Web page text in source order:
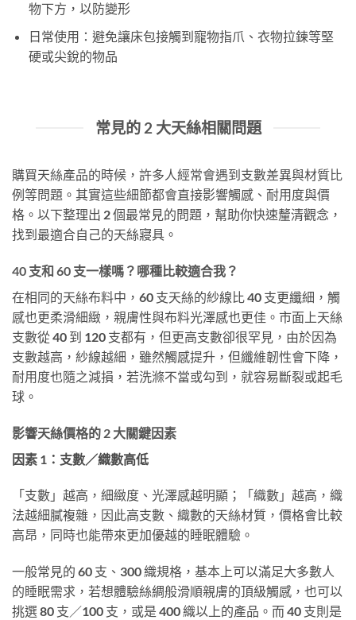
物下方，以防變形
日常使用：避免讓床包接觸到寵物指爪、衣物拉鍊等堅
硬或尖銳的物品
常見的 2 大天絲相關問題
購買天絲產品的時候，許多人經常會遇到支數差異與材質比
例等問題。其實這些細節都會直接影響觸感、耐用度與價
格。以下整理出 2 個最常見的問題，幫助你快速釐清觀念，
找到最適合自己的天絲寢具。
40 支和 60 支一樣嗎？哪種比較適合我？
在相同的天絲布料中，60 支天絲的紗線比 40 支更纖細，觸
感也更柔滑細緻，親膚性與布料光澤感也更佳。市面上天絲
支數從 40 到 120 支都有，但更高支數卻很罕見，由於因為
支數越高，紗線越細，雖然觸感提升，但纖維韌性會下降，
耐用度也隨之減損，若洗滌不當或勾到，就容易斷裂或起毛
球。
影響天絲價格的 2 大關鍵因素
因素 1：支數／織數高低
「支數」越高，細緻度、光澤感越明顯；「織數」越高，織
法越細膩複雜，因此高支數、織數的天絲材質，價格會比較
高昂，同時也能帶來更加優越的睡眠體驗。
一般常見的 60 支、300 織規格，基本上可以滿足大多數人
的睡眠需求，若想體驗絲綢般滑順親膚的頂級觸感，也可以
挑選 80 支／100 支，或是 400 織以上的產品。而 40 支則是